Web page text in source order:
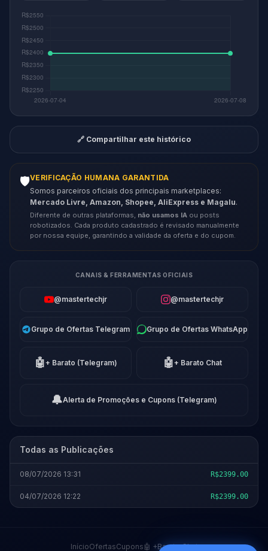
🔗 Compartilhar este histórico
🛡️VERIFICAÇÃO HUMANA GARANTIDA
Somos parceiros oficiais dos principais marketplaces:
Mercado Livre, Amazon, Shopee, AliExpress e Magalu.
Diferente de outras plataformas, não usamos IA ou posts
robotizados. Cada produto cadastrado é revisado manualmente
por nossa equipe, garantindo a validade da oferta e do cupom.
CANAIS & FERRAMENTAS OFICIAIS
@mastertechjr @mastertechjr
Grupo de Ofertas Telegram Grupo de Ofertas WhatsApp
🤖+ Barato (Telegram) 🤖+ Barato Chat
🔔Alerta de Promoções e Cupons (Telegram)
Todas as Publicações
08/07/2026 13:31 R$2399.00
04/07/2026 12:22 R$2399.00
InícioOfertasCupons🤖 +Barato Chat